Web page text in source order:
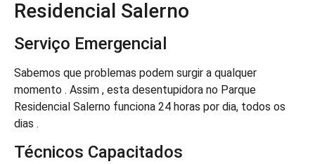
Residencial Salerno
Serviço Emergencial
Sabemos que problemas podem surgir a qualquer
momento . Assim , esta desentupidora no Parque
Residencial Salerno funciona 24 horas por dia, todos os
dias .
Técnicos Capacitados